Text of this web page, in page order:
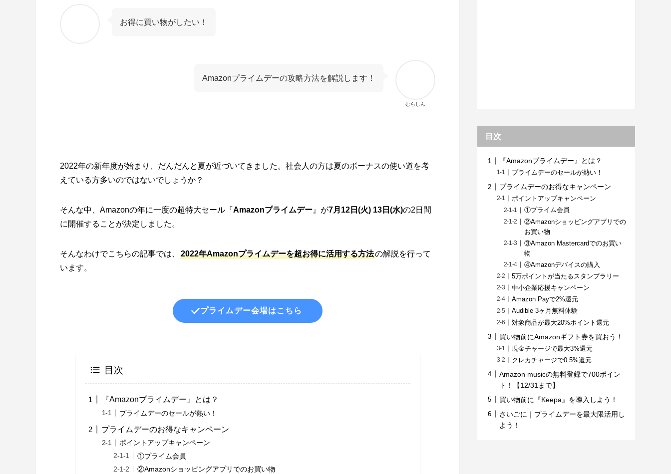
お得に買い物がしたい！
むらしん
Amazonプライムデーの攻略方法を解説します！
2022年の新年度が始まり、だんだんと夏が近づいてきました。社会人の方は夏のボーナスの使い道を考
えている方多いのではないでしょうか？
そんな中、Amazonの年に一度の超特大セール『Amazonプライムデー 』が7月12日(火) 13日(水)の2日間
に開催することが決定しました。
そんなわけでこちらの記事では、 2022年Amazonプライムデーを超お得に活用する方法の解説を行って
います。
プライムデー会場はこちら
目次
『Amazonプライムデー』とは？
プライムデーのセールが熱い！
プライムデーのお得なキャンペーン
ポイントアップキャンペーン
①プライム会員
②Amazonショッピングアプリでのお買い物
目次
『Amazonプライムデー』とは？
プライムデーのセールが熱い！
プライムデーのお得なキャンペーン
ポイントアップキャンペーン
①プライム会員
②Amazonショッピングアプリでの
お買い物
③Amazon Mastercardでのお買い
物
④Amazonデバイスの購入
5万ポイントが当たるスタンプラリー
中小企業応援キャンペーン
Amazon Payで2%還元
Audible 3ヶ月無料体験
対象商品が最大20%ポイント還元
買い物前にAmazonギフト券を買おう！
現金チャージで最大3%還元
クレカチャージで0.5%還元
Amazon musicの無料登録で700ポイン
ト！【12/31まで】
買い物前に『Keepa』を導入しよう！
さいごに｜プライムデーを最大限活用し
よう！